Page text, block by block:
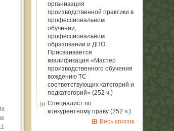
организация
производственной практики в
профессиональном
обучении,
профессиональном
образовании и ДПО.
Присваивается
квалификация «Мастер
производственного обучения
вождению ТС
соответствующих категорий и
подкатегорий» (252 ч.)
Специалист по
конкурентному праву (252 ч.)
Весь список